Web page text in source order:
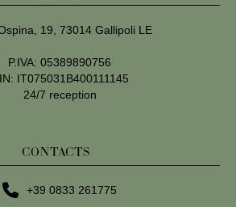
19, 73014 Gallipoli LE
P.IVA: 05389890756
IT075031B400111145
24/7 reception
CONTACTS
+39 0833 261775